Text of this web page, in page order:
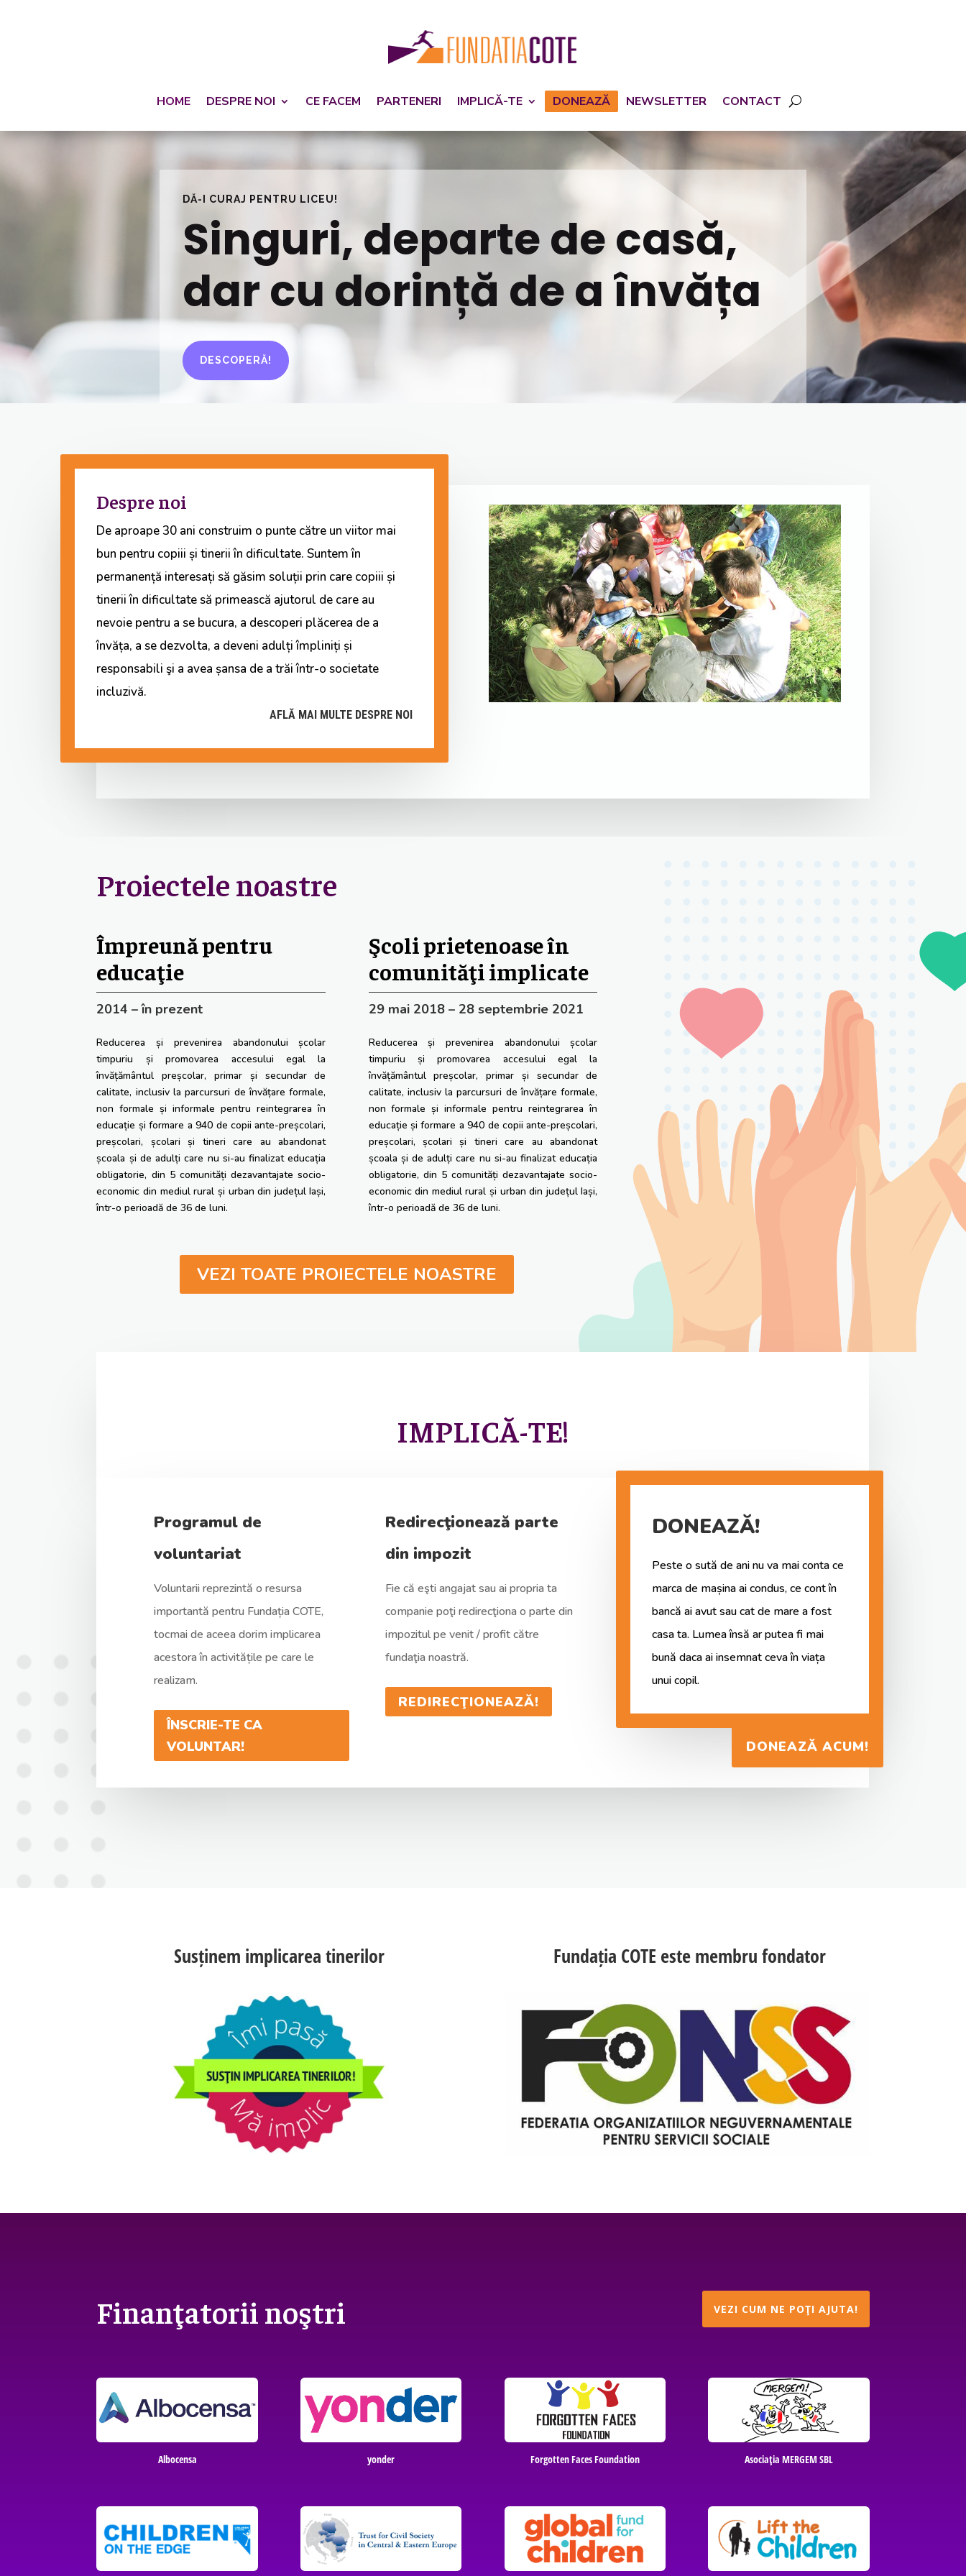
HOME DESPRE NOI CE FACEM PARTENERI IMPLICĂ-TE DONEAZĂ NEWSLETTER CONTACT
DĂ-I CURAJ PENTRU LICEU!
Singuri, departe de casă,
dar cu dorință de a învăța
DESCOPERĂ!
Despre noi
De aproape 30 ani construim o punte către un viitor mai
bun pentru copiii și tinerii în dificultate. Suntem în
permanență interesați să găsim soluții prin care copiii și
tinerii în dificultate să primească ajutorul de care au
nevoie pentru a se bucura, a descoperi plăcerea de a
învăța, a se dezvolta, a deveni adulți împliniți și
responsabili şi a avea șansa de a trăi într-o societate
incluzivă.
AFLĂ MAI MULTE DESPRE NOI
Proiectele noastre
Împreună pentru
educaţie
2014 – în prezent
Reducerea și prevenirea abandonului școlar
timpuriu și promovarea accesului egal la
învățământul preșcolar, primar și secundar de
calitate, inclusiv la parcursuri de învățare formale,
non formale și informale pentru reintegrarea în
educație și formare a 940 de copii ante-preșcolari,
preșcolari, școlari și tineri care au abandonat
școala și de adulți care nu si-au finalizat educația
obligatorie, din 5 comunități dezavantajate socio-
economic din mediul rural și urban din județul Iași,
într-o perioadă de 36 de luni.
Şcoli prietenoase în
comunităţi implicate
29 mai 2018 – 28 septembrie 2021
Reducerea și prevenirea abandonului școlar
timpuriu și promovarea accesului egal la
învățământul preșcolar, primar și secundar de
calitate, inclusiv la parcursuri de învățare formale,
non formale și informale pentru reintegrarea în
educație și formare a 940 de copii ante-preșcolari,
preșcolari, școlari și tineri care au abandonat
școala și de adulți care nu si-au finalizat educația
obligatorie, din 5 comunități dezavantajate socio-
economic din mediul rural și urban din județul Iași,
într-o perioadă de 36 de luni.
VEZI TOATE PROIECTELE NOASTRE
IMPLICĂ-TE!
Programul de
voluntariat
Voluntarii reprezintă o resursa
importantă pentru Fundația COTE,
tocmai de aceea dorim implicarea
acestora în activitățile pe care le
realizam.
ÎNSCRIE-TE CA
VOLUNTAR!
Redirecţionează parte
din impozit
Fie că eşti angajat sau ai propria ta
companie poţi redirecţiona o parte din
impozitul pe venit / profit către
fundaţia noastră.
REDIRECŢIONEAZĂ!
DONEAZĂ!
Peste o sută de ani nu va mai conta ce
marca de mașina ai condus, ce cont în
bancă ai avut sau cat de mare a fost
casa ta. Lumea însă ar putea fi mai
bună daca ai insemnat ceva în viața
unui copil.
DONEAZĂ ACUM!
Susținem implicarea tinerilor Fundația COTE este membru fondator
Finanţatorii noştri VEZI CUM NE POŢI AJUTA!
Albocensa yonder Forgotten Faces Foundation Asociaţia MERGEM SBL